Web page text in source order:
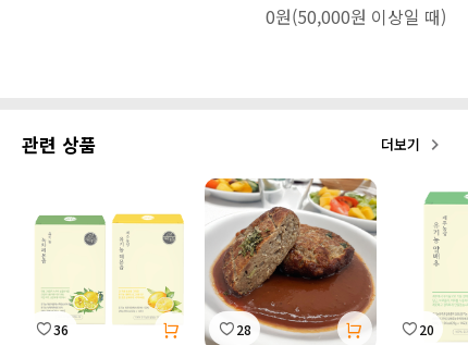
0원(50,000원 이상일 때)
관련 상품 더보기
36 28 20